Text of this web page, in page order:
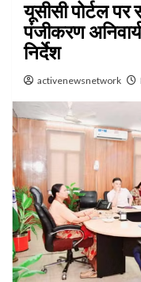
यूसीसी पोर्टल पर
पंजीकरण
निर्देश
activenewsnetwork